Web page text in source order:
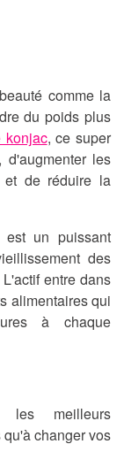
comme la
du poids plus
konjac, ce super
les
et de réduire la
est un puissant
des
entre dans
alimentaires qui
à chaque
les meilleurs
changer vos